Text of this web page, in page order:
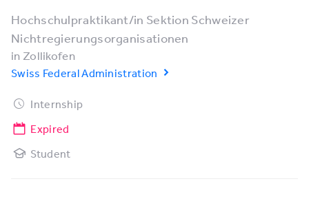
Hochschulpraktikant/in Sektion Schweizer
Nichtregierungsorganisationen
in Zollikofen
Swiss Federal Administration
Internship
Expired
Student